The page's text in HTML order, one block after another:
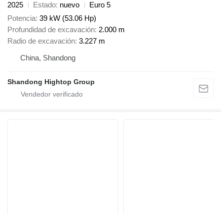
2025
Estado nuevo
Euro 5
Potencia 39 kW (53.06 Hp)
Profundidad de excavación 2.000 m
Radio de excavación 3.227 m
China, Shandong
Shandong Hightop Group